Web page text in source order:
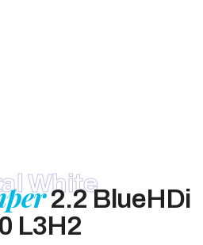
White
2.2 BlueHDi
L3H2